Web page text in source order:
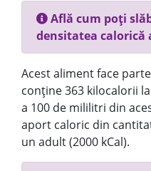
Află cum poți
densitatea calorică
Acest aliment face
conține 363 kilocalorii
a 100 de mililitri din
aport caloric din
un adult (2000 kCal).